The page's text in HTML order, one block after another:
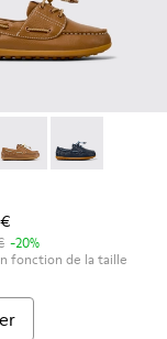
textile et cuir
en textile et cuir
001 -
Peu - K800689-004
Peu -
-20%
fonction de la taille